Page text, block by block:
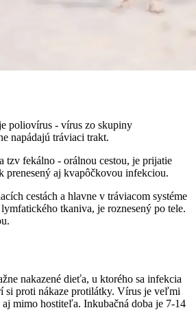
poliovírus - vírus zo skupiny
napádajú tráviaci trakt.
tzv fekálno - orálnou cestou, je prijatie
prenesený aj kvapôčkovou infekciou.
cestách a hlavne v tráviacom systéme
tkaniva, je roznesený po tele.
nakazené dieťa, u ktorého sa infekcia
si proti nákaze protilátky. Vírus je veľmi
mimo hostiteľa. Inkubačná doba je 7-14